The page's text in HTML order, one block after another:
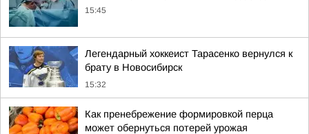
15:45
Легендарный хоккеист Тарасенко вернулся к
брату в Новосибирск
15:32
Как пренебрежение формировкой перца
может обернуться потерей урожая